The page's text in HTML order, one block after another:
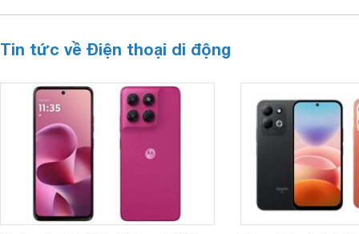
Tin tức về Điện thoại di động